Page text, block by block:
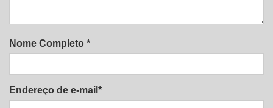
Nome Completo *
Endereço de e-mail*